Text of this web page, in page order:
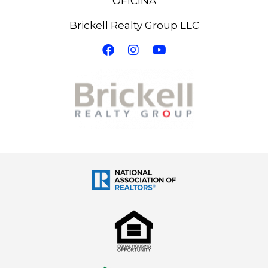
https://www.tullaveenmiami.com/ecard
Brickell Realty Group LLC